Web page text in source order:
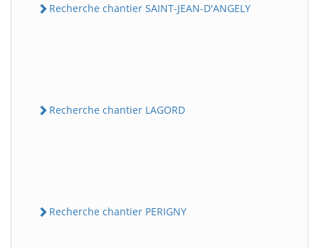
Recherche chantier SAINT-JEAN-D'ANGELY
Recherche chantier LAGORD
Recherche chantier PERIGNY